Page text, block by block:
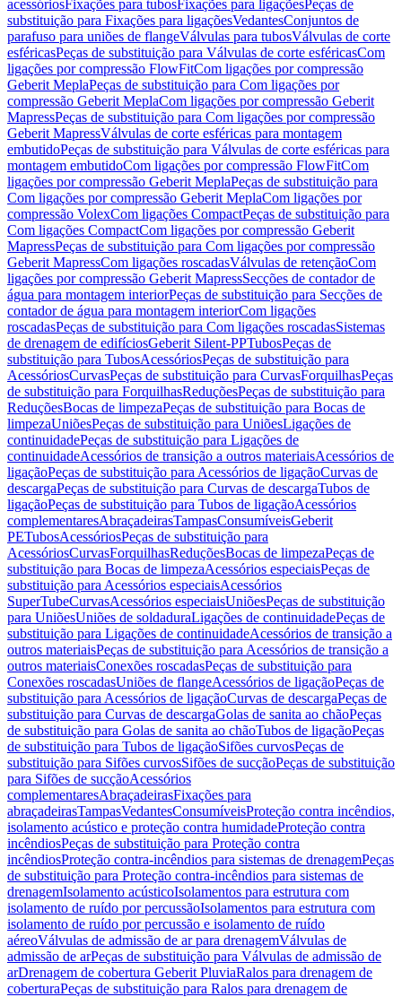
acessóriosFixações para tubosFixações para ligaçõesPeças de
substituição para Fixações para ligaçõesVedantesConjuntos de
parafuso para uniões de flangeVálvulas para tubosVálvulas de corte
esféricasPeças de substituição para Válvulas de corte esféricasCom
ligações por compressão FlowFitCom ligações por compressão
Geberit MeplaPeças de substituição para Com ligações por
compressão Geberit MeplaCom ligações por compressão Geberit
MapressPeças de substituição para Com ligações por compressão
Geberit MapressVálvulas de corte esféricas para montagem
embutidoPeças de substituição para Válvulas de corte esféricas para
montagem embutidoCom ligações por compressão FlowFitCom
ligações por compressão Geberit MeplaPeças de substituição para
Com ligações por compressão Geberit MeplaCom ligações por
compressão VolexCom ligações CompactPeças de substituição para
Com ligações CompactCom ligações por compressão Geberit
MapressPeças de substituição para Com ligações por compressão
Geberit MapressCom ligações roscadasVálvulas de retençãoCom
ligações por compressão Geberit MapressSecções de contador de
água para montagem interiorPeças de substituição para Secções de
contador de água para montagem interiorCom ligações
roscadasPeças de substituição para Com ligações roscadasSistemas
de drenagem de edifíciosGeberit Silent-PPTubosPeças de
substituição para TubosAcessóriosPeças de substituição para
AcessóriosCurvasPeças de substituição para CurvasForquilhasPeças
de substituição para ForquilhasReduçõesPeças de substituição para
ReduçõesBocas de limpezaPeças de substituição para Bocas de
limpezaUniõesPeças de substituição para UniõesLigações de
continuidadePeças de substituição para Ligações de
continuidadeAcessórios de transição a outros materiaisAcessórios de
ligaçãoPeças de substituição para Acessórios de ligaçãoCurvas de
descargaPeças de substituição para Curvas de descargaTubos de
ligaçãoPeças de substituição para Tubos de ligaçãoAcessórios
complementaresAbraçadeirasTampasConsumíveisGeberit
PETubosAcessóriosPeças de substituição para
AcessóriosCurvasForquilhasReduçõesBocas de limpezaPeças de
substituição para Bocas de limpezaAcessórios especiaisPeças de
substituição para Acessórios especiaisAcessórios
SuperTubeCurvasAcessórios especiaisUniõesPeças de substituição
para UniõesUniões de soldaduraLigações de continuidadePeças de
substituição para Ligações de continuidadeAcessórios de transição a
outros materiaisPeças de substituição para Acessórios de transição a
outros materiaisConexões roscadasPeças de substituição para
Conexões roscadasUniões de flangeAcessórios de ligaçãoPeças de
substituição para Acessórios de ligaçãoCurvas de descargaPeças de
substituição para Curvas de descargaGolas de sanita ao chãoPeças
de substituição para Golas de sanita ao chãoTubos de ligaçãoPeças
de substituição para Tubos de ligaçãoSifões curvosPeças de
substituição para Sifões curvosSifões de sucçãoPeças de substituição
para Sifões de sucçãoAcessórios
complementaresAbraçadeirasFixações para
abraçadeirasTampasVedantesConsumíveisProteção contra incêndios,
isolamento acústico e proteção contra humidadeProteção contra
incêndiosPeças de substituição para Proteção contra
incêndiosProteção contra-incêndios para sistemas de drenagemPeças
de substituição para Proteção contra-incêndios para sistemas de
drenagemIsolamento acústicoIsolamentos para estrutura com
isolamento de ruído por percussãoIsolamentos para estrutura com
isolamento de ruído por percussão e isolamento de ruído
aéreoVálvulas de admissão de ar para drenagemVálvulas de
admissão de arPeças de substituição para Válvulas de admissão de
arDrenagem de cobertura Geberit PluviaRalos para drenagem de
coberturaPeças de substituição para Ralos para drenagem de